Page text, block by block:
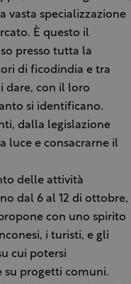
vasta specializzazione
È questo il
presso tutta la
di ficodindia e tra
dare, con il loro
si identificano.
dalla legislazione
luce e consacrarne il
delle attività
dal 6 al 12 di ottobre,
con uno spirito
i turisti, e gli
cui potersi
su progetti comuni.